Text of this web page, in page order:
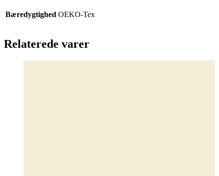
Bæredygtighed OEKO-Tex
Relaterede varer